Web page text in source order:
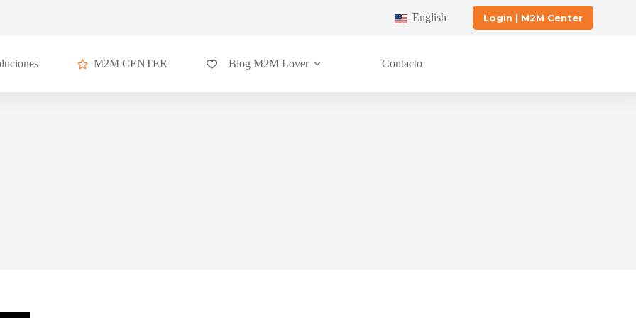
English Login | M2M Center
M2M CENTER Blog M2M Lover Contacto